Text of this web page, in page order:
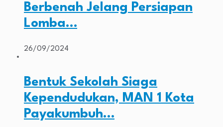
Berbenah Jelang Persiapan
Lomba…
26/09/2024
Bentuk Sekolah Siaga
Kependudukan, MAN 1 Kota
Payakumbuh…